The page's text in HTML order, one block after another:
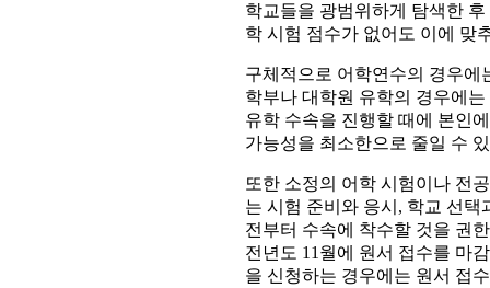
학교들을 광범위하게 탐색한
학 시험 점수가 없어도 이에 맞
구체적으로 어학연수의 경우에
학부나 대학원 유학의 경우에
유학 수속을 진행할 때에 본인
가능성을 최소한으로 줄일 수
또한 소정의 어학 시험이나 전
는 시험 준비와 응시, 학교 선
전부터 수속에 착수할 것을 권
전년도 11월에 원서 접수를 마
을 신청하는 경우에는 원서 접